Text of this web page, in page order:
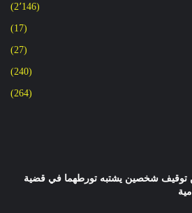
(2٬146)
(17)
(27)
(240)
(264)
توقيف شخصين يشتبه تورطهما في قضية